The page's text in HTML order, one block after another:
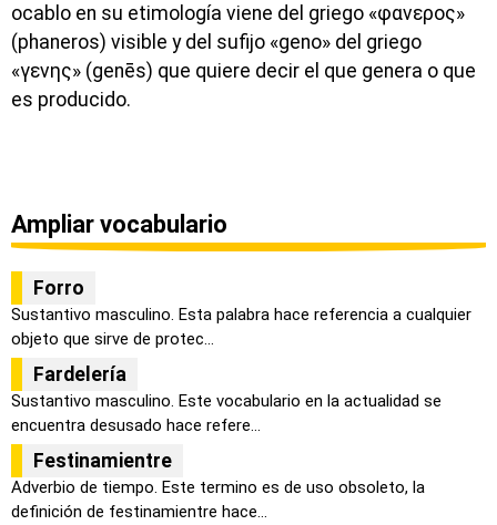
ocablo en su etimología viene del griego «φανερος»
(phaneros) visible y del sufijo «geno» del griego
«γενης» (genēs) que quiere decir el que genera o que
es producido.
Ampliar vocabulario
Forro
Sustantivo masculino. Esta palabra hace referencia a cualquier
objeto que sirve de protec...
Fardelería
Sustantivo masculino. Este vocabulario en la actualidad se
encuentra desusado hace refere...
Festinamientre
Adverbio de tiempo. Este termino es de uso obsoleto, la
definición de festinamientre hace...